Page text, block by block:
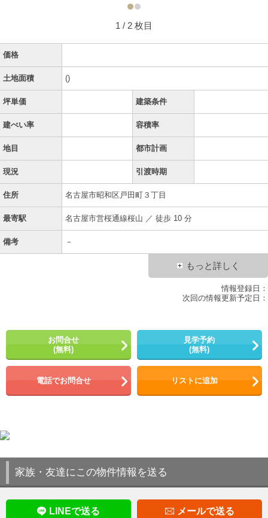
1 / 2 枚目
価格
土地面積 ()
坪単価 建築条件
建ぺい率 容積率
地目 都市計画
現況 引渡時期
住所 名古屋市昭和区戸田町３丁目
最寄駅 名古屋市営桜通線桜山 ／ 徒歩 10 分
備考 －
もっと詳しく
情報登録日：
次回の情報更新予定日：
お問合せ
(無料)
見学予約
(無料)
電話でお問合せ リストに追加
家族・友達にこの物件情報を送る
LINEで送る メールで送る